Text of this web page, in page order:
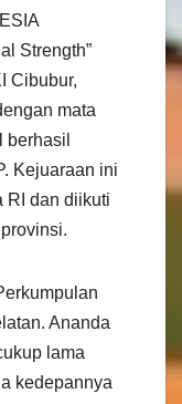
Strength”
Cibubur,
mata
berhasil
Kejuaraan ini
RI dan diikuti
Ananda
lama
kedepannya